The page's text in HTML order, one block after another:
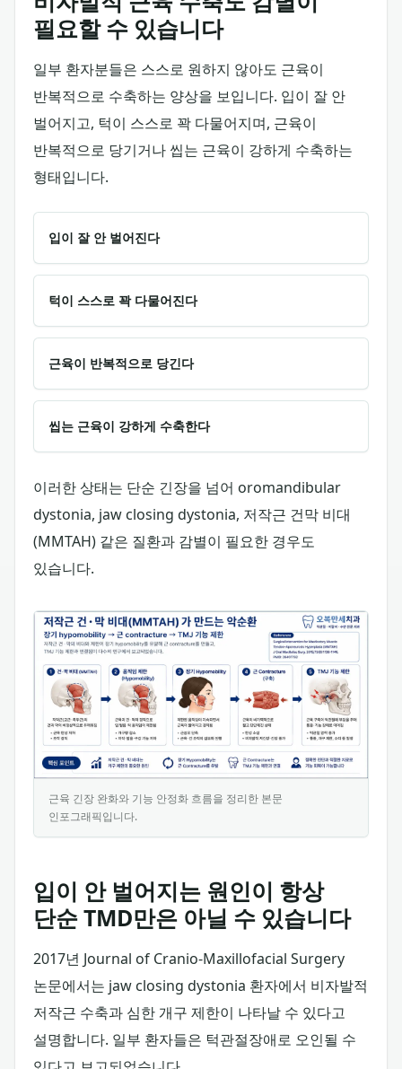
필요할 수 있습니다
일부 환자분들은 스스로 원하지 않아도 근육이
반복적으로 수축하는 양상을 보입니다. 입이 잘 안
벌어지고, 턱이 스스로 꽉 다물어지며, 근육이
반복적으로 당기거나 씹는 근육이 강하게 수축하는
형태입니다.
입이 잘 안 벌어진다
턱이 스스로 꽉 다물어진다
근육이 반복적으로 당긴다
씹는 근육이 강하게 수축한다
이러한 상태는 단순 긴장을 넘어 oromandibular
dystonia, jaw closing dystonia, 저작근 건막 비대
(MMTAH) 같은 질환과 감별이 필요한 경우도
있습니다.
근육 긴장 완화와 기능 안정화 흐름을 정리한 본문
인포그래픽입니다.
입이 안 벌어지는 원인이 항상
단순 TMD만은 아닐 수 있습니다
2017년 Journal of Cranio-Maxillofacial Surgery
논문에서는 jaw closing dystonia 환자에서 비자발적
저작근 수축과 심한 개구 제한이 나타날 수 있다고
설명합니다. 일부 환자들은 턱관절장애로 오인될 수